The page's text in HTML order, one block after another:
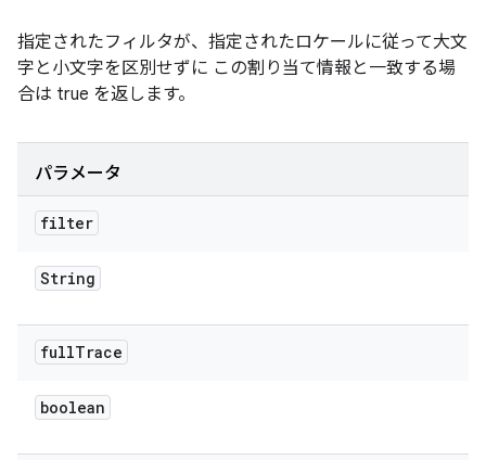
指定されたフィルタが、指定されたロケールに従って大文
字と小文字を区別せずに この割り当て情報と一致する場
合は true を返します。
パラメータ
filter
String
fullTrace
boolean